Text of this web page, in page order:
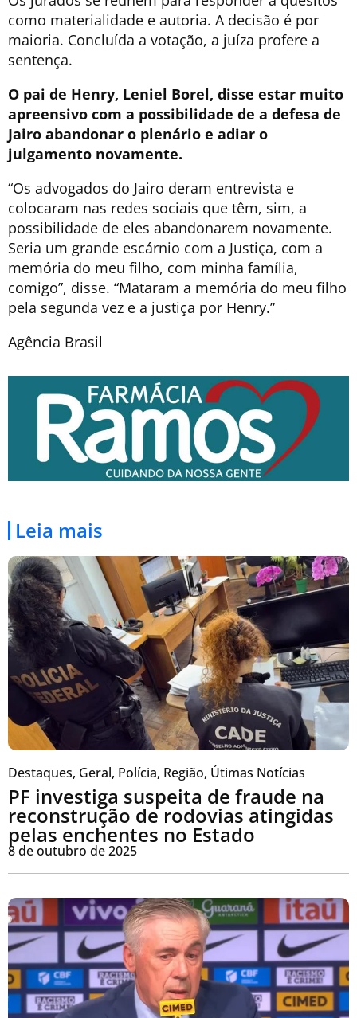
como materialidade e autoria. A decisão é por
maioria. Concluída a votação, a juíza profere a
sentença.
O pai de Henry, Leniel Borel, disse estar muito
apreensivo com a possibilidade de a defesa de
Jairo abandonar o plenário e adiar o
julgamento novamente.
“Os advogados do Jairo deram entrevista e
colocaram nas redes sociais que têm, sim, a
possibilidade de eles abandonarem novamente.
Seria um grande escárnio com a Justiça, com a
memória do meu filho, com minha família,
comigo”, disse. “Mataram a memória do meu filho
pela segunda vez e a justiça por Henry.”
Agência Brasil
Leia mais
Destaques, Geral, Polícia, Região, Útimas Notícias
PF investiga suspeita de fraude na
reconstrução de rodovias atingidas
pelas enchentes no Estado
8 de outubro de 2025